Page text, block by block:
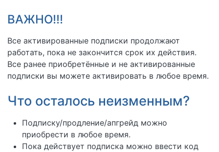
ВАЖНО!!!
Все активированные подписки продолжают
работать, пока не закончится срок их действия.
Все ранее приобретённые и не активированные
подписки вы можете активировать в любое время.
Что осталось неизменным?
Подписку/продление/апгрейд можно
приобрести в любое время.
Пока действует подписка можно ввести код